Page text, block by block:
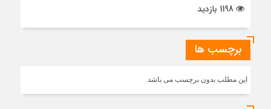
برچسب ها
این مطلب بدون برچسب می باشد.